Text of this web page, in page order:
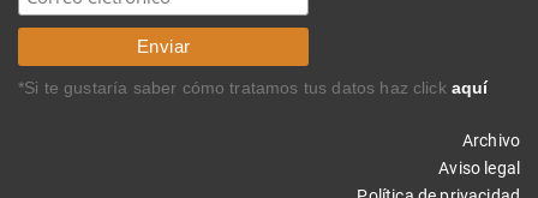
*Si te gustaría saber cómo tratamos tus datos haz click aquí
Archivo
Aviso legal